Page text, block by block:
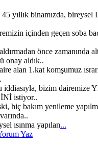
45 yıllık binamızda,
içinden geçen soba
önce zamanında
onay aldık..
alan 1.kat komşumuz
iddiasıyla, bizim dairemize
istiyor..
hiç bakım yenileme
ısınma yapılan...
Yaz